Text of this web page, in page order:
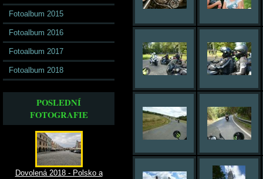
Fotoalbum 2015
Fotoalbum 2016
Fotoalbum 2017
Fotoalbum 2018
POSLEDNÍ
FOTOGRAFIE
Dovolená 2018 - Polsko a